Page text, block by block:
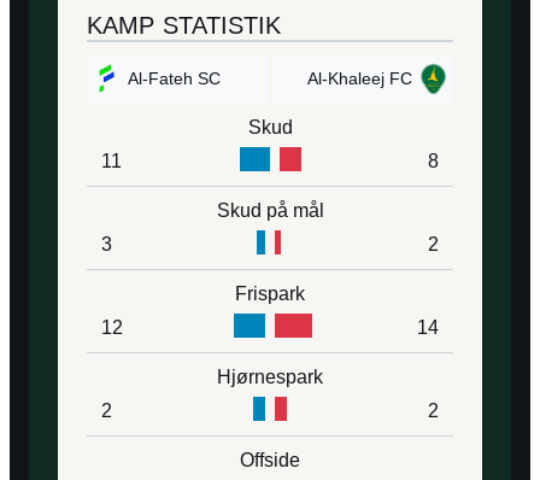
KAMP STATISTIK
Al-Fateh SC Al-Khaleej FC
Skud
11
8
Skud på mål
3
2
Frispark
12
14
Hjørnespark
2
2
Offside